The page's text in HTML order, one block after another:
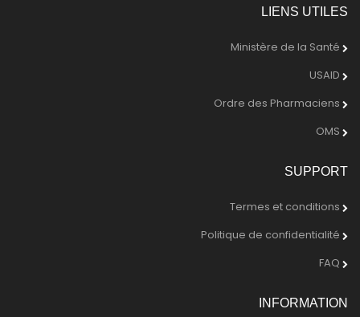
LIENS UTILES
Ministère de la Santé
USAID
Ordre des Pharmaciens
OMS
SUPPORT
Termes et conditions
Politique de confidentialité
FAQ
INFORMATION